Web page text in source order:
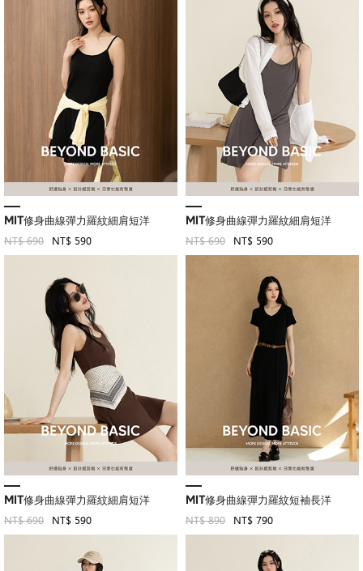
MIT修身曲線彈力羅紋細肩短洋
NT$ 690 NT$ 590
MIT修身曲線彈力羅紋細肩短洋
NT$ 690 NT$ 590
MIT修身曲線彈力羅紋細肩短洋
NT$ 690 NT$ 590
MIT修身曲線彈力羅紋短袖長洋
NT$ 890 NT$ 790